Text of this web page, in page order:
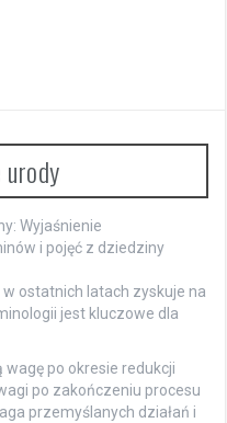
Wyjaśnienie
i pojęć z dziedziny
ostatnich latach zyskuje na
jest kluczowe dla
po okresie redukcji
po zakończeniu procesu
przemyślanych działań i